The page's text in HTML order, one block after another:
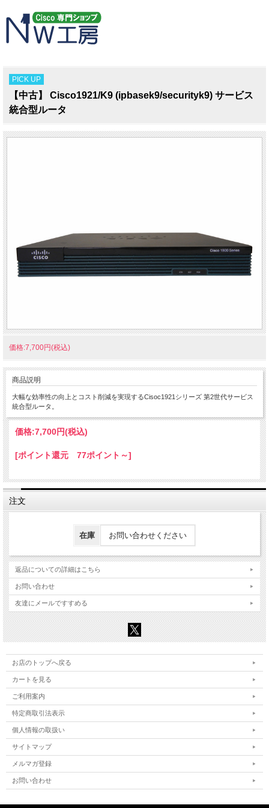
PICK UP
【中古】 Cisco1921/K9 (ipbasek9/securityk9) サービス
統合型ルータ
価格:7,700円(税込)
商品説明
大幅な効率性の向上とコスト削減を実現するCisoc1921シリーズ 第2世代サービス
統合型ルータ。
価格:7,700円(税込)
[ポイント還元 77ポイント～]
注文
在庫 お問い合わせください
返品についての詳細はこちら
お問い合わせ
友達にメールですすめる
お店のトップへ戻る
カートを見る
ご利用案内
特定商取引法表示
個人情報の取扱い
サイトマップ
メルマガ登録
お問い合わせ